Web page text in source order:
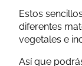
Estos
diferentes
vegetales e
Así que